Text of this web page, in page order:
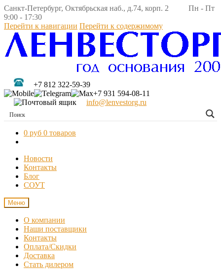
Санкт-Петербург, Октябрьская наб., д.74, корп. 2 Пн - Пт
9:00 - 17:30
Перейти к навигации Перейти к содержимому
+7 812 322-59-39
+7 931 594-08-11
info@lenvestorg.ru
0 руб 0 товаров
Новости
Контакты
Блог
СОУТ
Меню
О компании
Наши поставщики
Контакты
Оплата/Скидки
Доставка
Стать дилером